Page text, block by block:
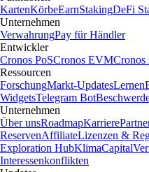
KartenKörbeEarnStakingDeFi
Unternehmen
VerwahrungPay für Händler
Entwickler
Cronos PoSCronos EVM
Ressourcen
ForschungMarkt-UpdatesLernen
WidgetsTelegram Bot
Unternehmen
Über unsRoadmapKarriere
ReservenAffiliateLizenzen &
Exploration HubKlimaCapital
Interessenkonflikten